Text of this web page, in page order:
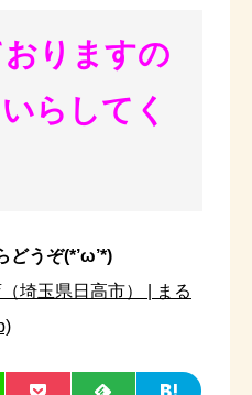
りますの
らしてく
うぞ(*’ω’*)
埼玉県日高市） | まる